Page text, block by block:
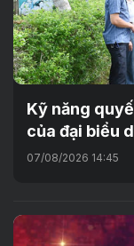
Kỹ năng
của đại biểu
07/08/2026 14:45